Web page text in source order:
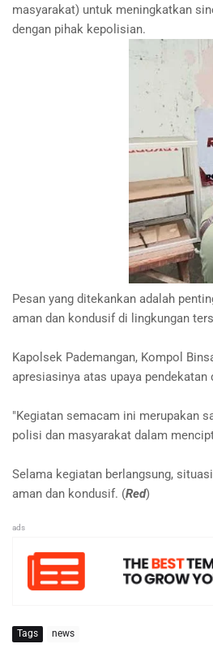
masyarakat) untuk meningkatkan
dengan pihak kepolisian.
Pesan yang ditekankan adalah
aman dan kondusif di lingkungan
Kapolsek Pademangan, Kompol
apresiasinya atas upaya
"Kegiatan semacam ini merupakan
polisi dan masyarakat dalam
Selama kegiatan berlangsung,
aman dan kondusif. (Red)
ads
Tags news